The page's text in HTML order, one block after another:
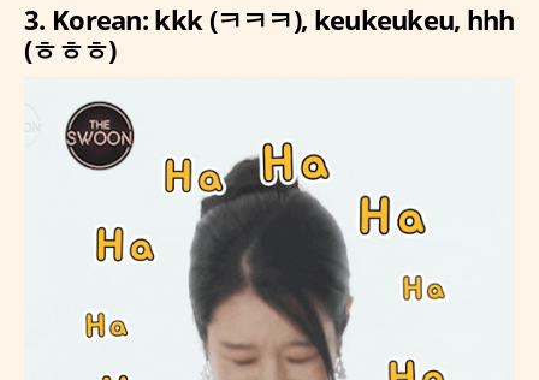
3. Korean: kkk (ㅋㅋㅋ), keukeukeu, hhh
(ㅎㅎㅎ)